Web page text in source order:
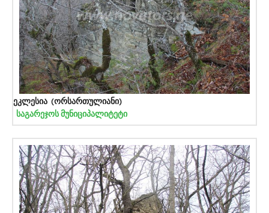
ეკლესია (ორსართულიანი)
საგარეჯოს მუნიციპალიტეტი